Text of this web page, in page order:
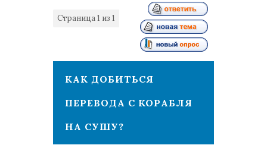
Страница1 из 1
КАК ДОБИТЬСЯ
ПЕРЕВОДА С КОРАБЛЯ
НА СУШУ?